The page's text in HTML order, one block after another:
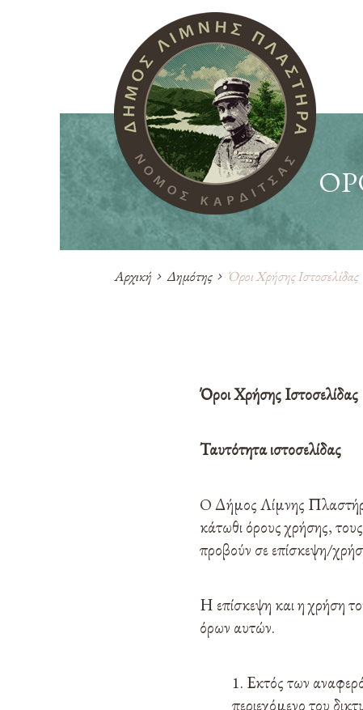
Αρχική Δημότης Όροι Χρήσης Ιστοσελίδας
Όροι Χρήσης Ιστοσελίδας
Ταυτότητα ιστοσελίδας
O Δήμος Λίμνης
κάτωθι όρους χρήσης,
προβούν σε επίσκεψη/
Η επίσκεψη και η χρήση
όρων αυτών.
Εκτός των
περιεχόμενο του